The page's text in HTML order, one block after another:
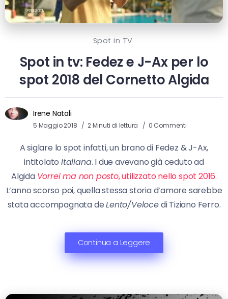
Spot in TV
Spot in tv: Fedez e J-Ax per lo
spot 2018 del Cornetto Algida
Irene Natali
5 Maggio 2018 2 Minuti di lettura 0 Commenti
A siglare lo spot infatti, un brano di Fedez & J-Ax,
intitolatoItaliana. I due avevano già ceduto ad
Algida Vorrei ma non posto, utilizzato nello spot 2016.
L’anno scorso poi, quella stessa storia d’amore sarebbe
stata accompagnata deLento/Velocedi Tiziano Ferro.
Continua a Leggere